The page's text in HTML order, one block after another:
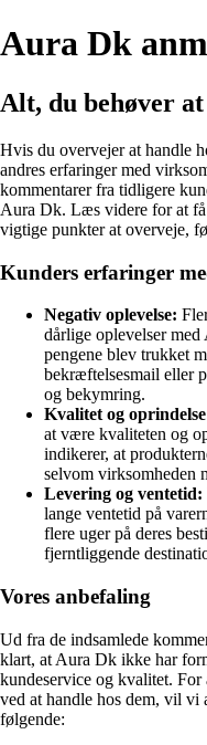
Aura Dk
Alt, du behøver
Hvis du overvejer at handle
andres erfaringer med
kommentarer fra tidligere
Aura Dk. Læs videre for at
vigtige punkter at overveje,
Kunders erfaringer
Negativ oplevelse:
dårlige oplevelser
pengene blev trukket
bekræftelsesmail eller
og bekymring.
Kvalitet og
at være kvaliteten og
indikerer, at
selvom virksomheden
Levering og ventetid:
lange ventetid på
flere uger på deres
fjerntliggende
Vores anbefaling
Ud fra de indsamlede
klart, at Aura Dk ikke har
kundeservice og kvalitet.
ved at handle hos dem, vil
følgende: